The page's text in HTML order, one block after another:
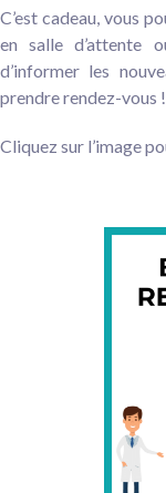
C’est cadeau, vous
en salle d’attente
d’informer les
prendre rendez-vous
Cliquez sur l’image